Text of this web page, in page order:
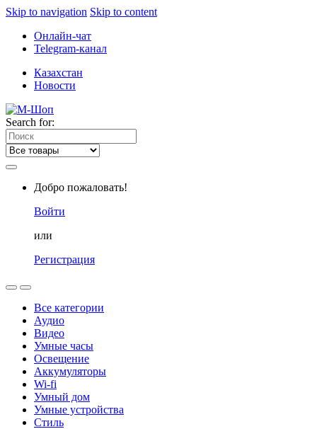
Skip to navigation Skip to content
Онлайн-чат
Telegram-канал
Казахстан
Новости
Search for:
Добро пожаловать!
Войти
или
Регистрация
Все категории
Аудио
Видео
Умные часы
Освещение
Аккумуляторы
Wi-fi
Умный дом
Умные устройства
Стиль